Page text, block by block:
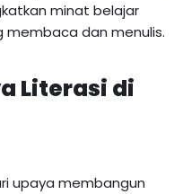
minat belajar
membaca dan menulis.
Literasi di
upaya membangun